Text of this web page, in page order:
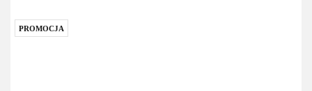
PROMOCJA